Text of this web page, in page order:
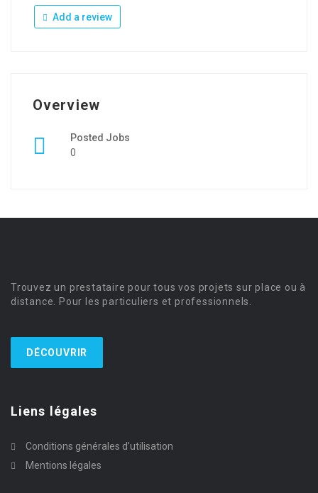
Add a review
Overview
Posted Jobs
0
Trouvez un prestataire pour tous vos projets sur place ou à
distance. Pour les particuliers et professionnels.
DÉCOUVRIR
Liens légales
Conditions générales d’utilisation
Mentions légales